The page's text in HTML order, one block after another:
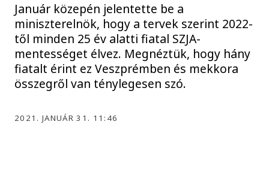
Január közepén jelentette be a
miniszterelnök, hogy a tervek szerint 2022-
től minden 25 év alatti fiatal SZJA-
mentességet élvez. Megnéztük, hogy hány
fiatalt érint ez Veszprémben és mekkora
összegről van ténylegesen szó.
2021. JANUÁR 31. 11:46